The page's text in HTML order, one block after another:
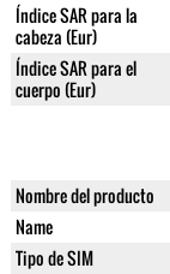
Índice SAR para la
cabeza (Eur)
Índice SAR para el
cuerpo (Eur)
Nombre del producto
Name
Tipo de SIM